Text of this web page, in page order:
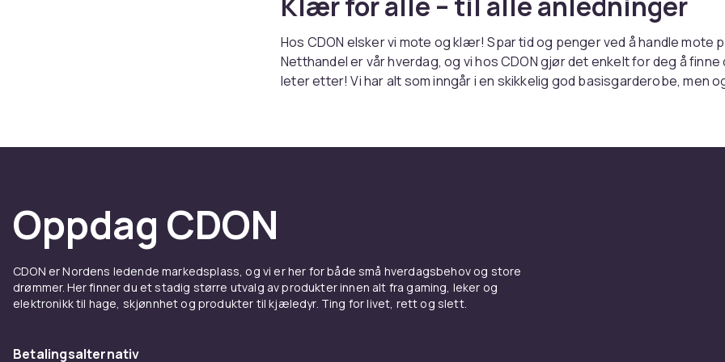
Hos CDON elsker vi mote og klær! Spar tid og penger ved å handle mote
Netthandel er vår hverdag, og vi hos CDON gjør det enkelt for deg å finne
leter etter! Vi har alt som inngår i en skikkelig god basisgarderobe, men
hvert? Her hos CDON finner du klassisk mote som enkelt kan krydres med
accessories, men også ekte festklær som den «lille sorte» eller unike
blonder og paljetter. Det finnes også massevis av deilige myke klær til
Oppdag CDON
CDON er Nordens ledende markedsplass, og vi er her for både små hverdagsbehov og store
drømmer. Her finner du et stadig større utvalg av produkter innen alt fra gaming, leker og
elektronikk til hage, skjønnhet og produkter til kjæledyr. Ting for livet, rett og slett.
Betalingsalternativ